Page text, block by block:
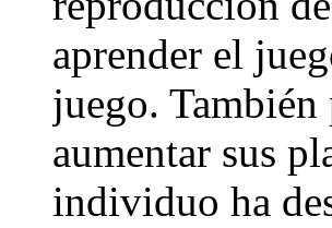
aprender el
juego. También
aumentar sus
individuo ha